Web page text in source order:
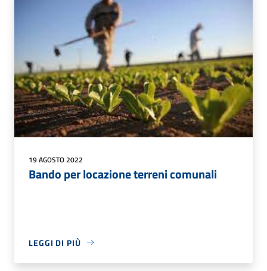
19 AGOSTO 2022
Bando per locazione terreni comunali
LEGGI DI PIÙ